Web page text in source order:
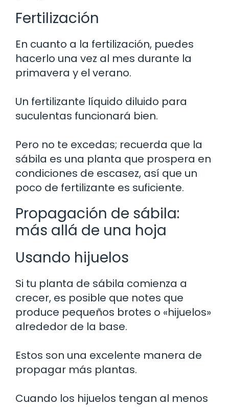
Fertilización
En cuanto a la fertilización, puedes
hacerlo una vez al mes durante la
primavera y el verano.
Un fertilizante líquido diluido para
suculentas funcionará bien.
Pero no te excedas; recuerda que la
sábila es una planta que prospera en
condiciones de escasez, así que un
poco de fertilizante es suficiente.
Propagación de sábila:
más allá de una hoja
Usando hijuelos
Si tu planta de sábila comienza a
crecer, es posible que notes que
produce pequeños brotes o «hijuelos»
alrededor de la base.
Estos son una excelente manera de
propagar más plantas.
Cuando los hijuelos tengan al menos